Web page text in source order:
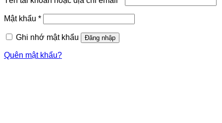
Mật khẩu *
Ghi nhớ mật khẩu Đăng nhập
Quên mật khẩu?